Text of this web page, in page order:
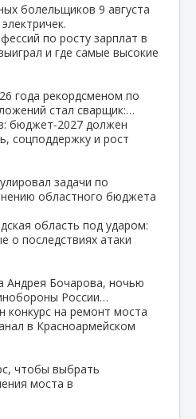
болельщиков 9 августа
по росту зарплат в
и где самые высокие
года рекордсменом по
стал сварщик:…
бюджет‑2027 должен
соцподдержку и рост
задачи по
областного бюджета
область под ударом:
о последствиях атаки
Андрея Бочарова, ночью
России…
конкурс на ремонт моста
в Красноармейском
чтобы выбрать
моста в